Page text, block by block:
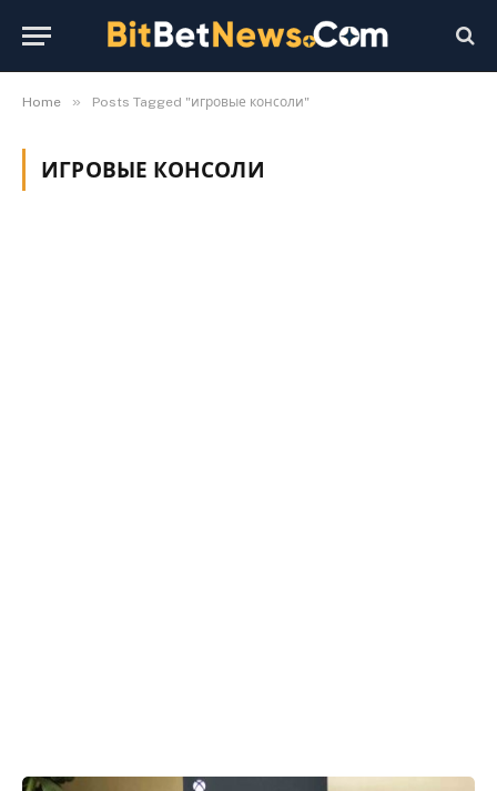
Home » Posts Tagged "игровые консоли"
ИГРОВЫЕ КОНСОЛИ